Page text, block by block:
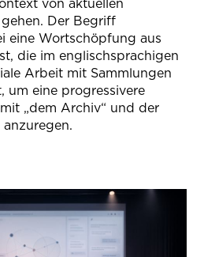
von aktuellen
Der Begriff
eine Wortschöpfung aus
die im englischsprachigen
Arbeit mit Sammlungen
um eine progressivere
„dem Archiv“ und der